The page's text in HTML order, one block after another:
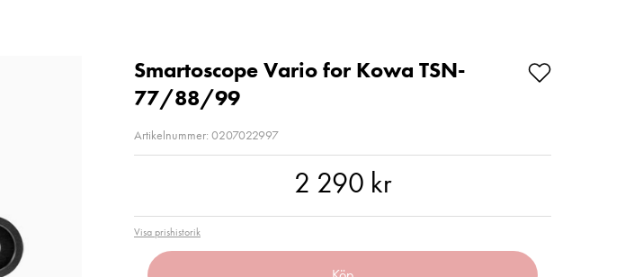
Smartoscope Vario for Kowa TSN-
77/88/99
Artikelnummer: 0207022997
2 290 kr
Visa prishistorik